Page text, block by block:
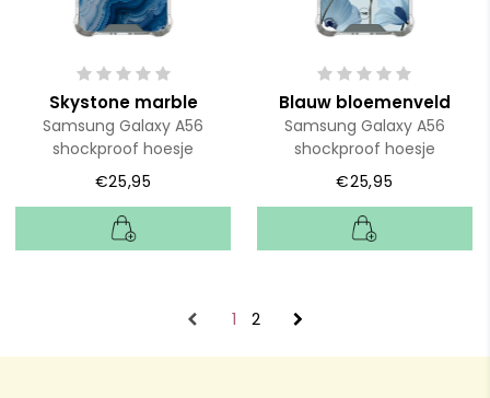
Skystone marble
Samsung Galaxy A56
shockproof hoesje
€25,95
Blauw bloemenveld
Samsung Galaxy A56
shockproof hoesje
€25,95
1 2